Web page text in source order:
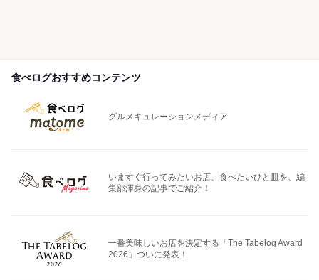
食べログおすすめコンテンツ
グルメキュレーションメディア
いますぐ行ってみたいお店、食べたいひと皿を、編
集部渾身の記事でご紹介！
一番美味しいお店を決定する「The Tabelog Award
2026」ついに発表！